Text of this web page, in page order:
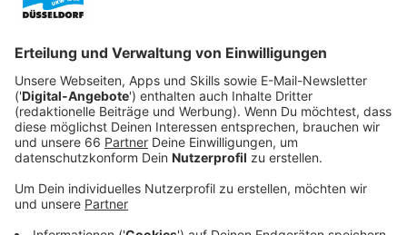
Anzeige
Kundgebung an der Johanneskirche:
Eine Gegenveranstaltung ist für 16 Uhr an der